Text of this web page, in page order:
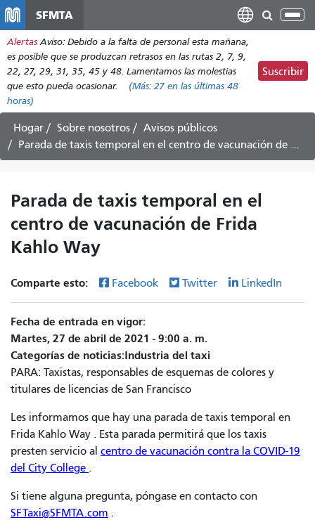
contenido
principal
SFMTA
Alertas Aviso: Debido a la falta de personal esta mañana,
es posible que se produzcan retrasos en las rutas 2, 7, 9,
22, 27, 29, 31, 35, 45 y 48. Lamentamos las molestias
que esto pueda ocasionar.
(Más: 27 en las últimas 48
horas)
Suscribir
Hogar Sobre nosotros
Avisos públicos
Parada de taxis temporal en el centro de vacunación de Frida Kahlo Way
Parada de taxis temporal en el
centro de vacunación de Frida
Kahlo Way
Comparte esto: Facebook Twitter LinkedIn
Fecha de entrada en vigor
Martes, 27 de abril de 2021 - 9:00 a. m.
Categorías de noticias Industria del taxi
PARA: Taxistas, responsables de esquemas de colores y
titulares de licencias de San Francisco
Les informamos que hay una parada de taxis temporal en
Frida Kahlo Way . Esta parada permitirá que los taxis
presten servicio al centro de vacunación contra la COVID-19
del City College .
Si tiene alguna pregunta, póngase en contacto con
SFTaxi@SFMTA.com .